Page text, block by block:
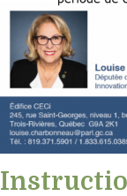
à
l'affût
de
nos
nouveautés.
Courriel
*